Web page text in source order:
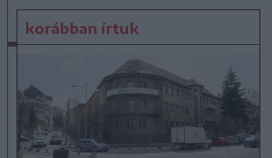
korábban írtuk